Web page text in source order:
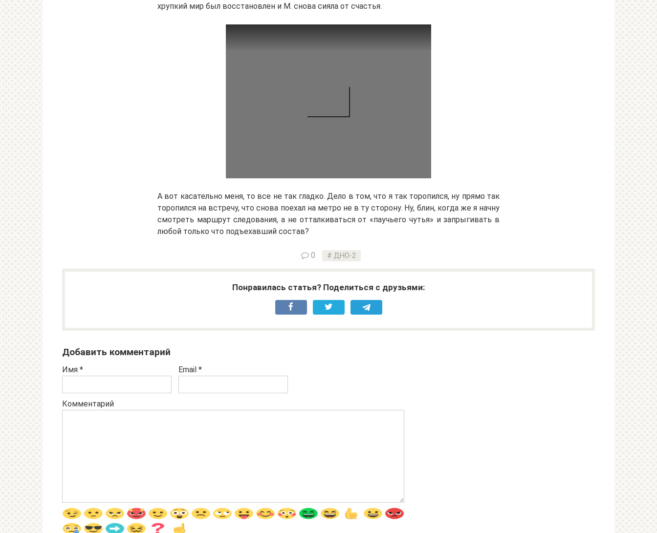
хрупкий мир был восстановлен и М. снова сияла от счастья.
А вот касательно меня, то все не так гладко. Дело в том, что я так торопился, ну прямо так
торопился на встречу, что снова поехал на метро не в ту сторону. Ну, блин, когда же я начну
смотреть маршрут следования, а не отталкиваться от «паучьего чутья» и запрыгивать в
любой только что подъехавший состав?
0 ДНО-2
Понравилась статья? Поделиться с друзьями:
Добавить комментарий
Имя * Email *
Комментарий